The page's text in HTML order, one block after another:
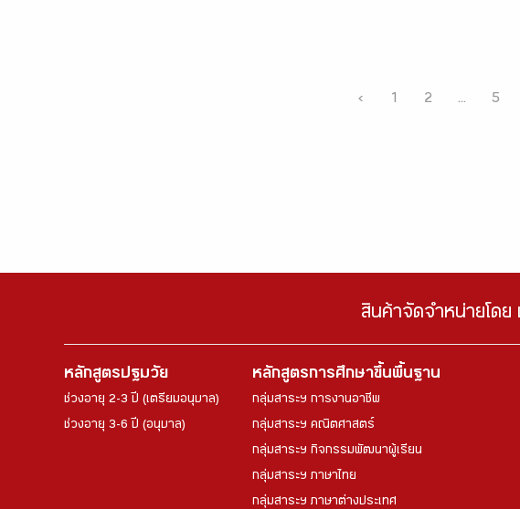
‹ 1 2 ... 5
สินค้าจัดจำหน่ายโด
หลักสูตรปฐมวัย
ช่วงอายุ 2-3 ปี (เตรียมอนุบาล)
ช่วงอายุ 3-6 ปี (อนุบาล)
หลักสูตรการศึกษาขึ้นพื้นฐาน
กลุ่มสาระฯ การงานอาชีพ
กลุ่มสาระฯ คณิตศาสตร์
กลุ่มสาระฯ กิจกรรมพัฒนาผู้เรียน
กลุ่มสาระฯ ภาษาไทย
กลุ่มสาระฯ ภาษาต่างประเทศ